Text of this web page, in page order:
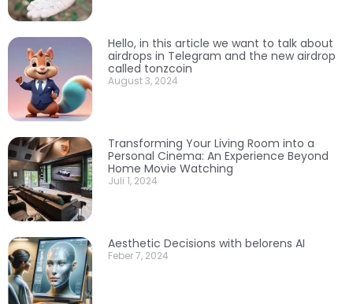
Hello, in this article we want to talk about
airdrops in Telegram and the new airdrop
called tonzcoin
August 3, 2024
Transforming Your Living Room into a
Personal Cinema: An Experience Beyond
Home Movie Watching
Juli 1, 2024
Aesthetic Decisions with belorens AI
Feber 7, 2024